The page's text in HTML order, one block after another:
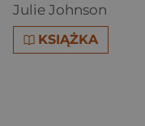
Julie Johnson
KSIĄŻKA